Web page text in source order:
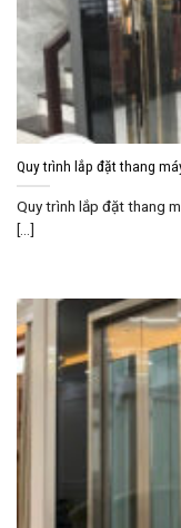
Quy trình lắp đặt thang
Quy trình lắp đặt thang
[...]